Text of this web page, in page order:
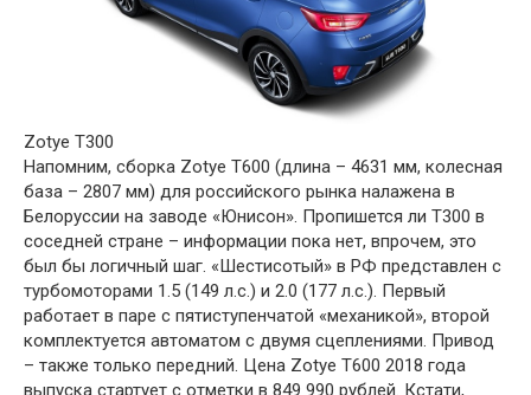
Zotye T300
Напомним, сборка Zotye T600 (длина – 4631 мм, колесная
база – 2807 мм) для российского рынка налажена в
Белоруссии на заводе «Юнисон». Пропишется ли T300 в
соседней стране – информации пока нет, впрочем, это
был бы логичный шаг. «Шестисотый» в РФ представлен с
турбомоторами 1.5 (149 л.с.) и 2.0 (177 л.с.). Первый
работает в паре с пятиступенчатой «механикой», второй
комплектуется автоматом с двумя сцеплениями. Привод
– также только передний. Цена Zotye T600 2018 года
выпуска стартует с отметки в 849 990 рублей. Кстати,